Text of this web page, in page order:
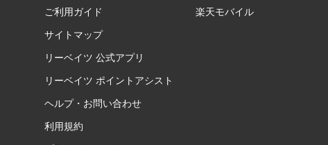
ご利用ガイド
サイトマップ
リーベイツ 公式アプリ
リーベイツ ポイントアシスト
ヘルプ・お問い合わせ
利用規約
楽天モバイル